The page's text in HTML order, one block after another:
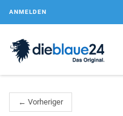
ANMELDEN
← Vorheriger